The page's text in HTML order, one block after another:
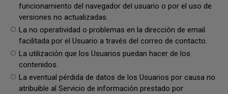
funcionamiento del navegador del usuario o por el uso de
versiones no actualizadas.
La no operatividad o problemas en la dirección de email
facilitada por el Usuario a través del correo de contacto.
La utilización que los Usuarios puedan hacer de los
contenidos.
La eventual pérdida de datos de los Usuarios por causa no
atribuible al Servicio de información prestado por